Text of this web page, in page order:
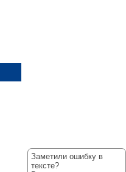
Заметили ошибку в
тексте?